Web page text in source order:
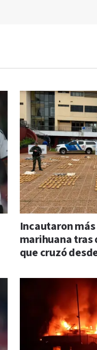
Incautaron
marihuana tras
que cruzó